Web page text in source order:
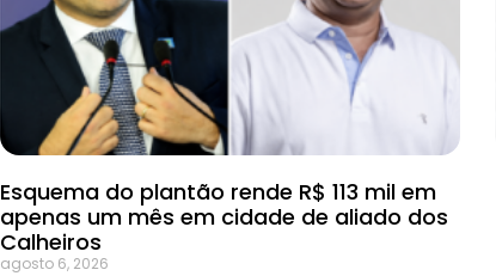
Esquema do plantão rende R$ 113 mil em
apenas um mês em cidade de aliado dos
Calheiros
agosto 6, 2026